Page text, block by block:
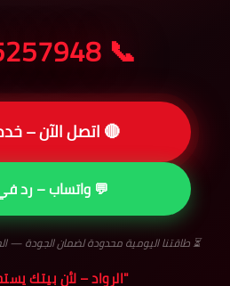
📞 01025257948
🔴 اتصل الآن –
💬 واتساب – رد
⏳ طاقتنا اليومية محدودة لضمان الجودة —
"الرواد – لأن بيتك